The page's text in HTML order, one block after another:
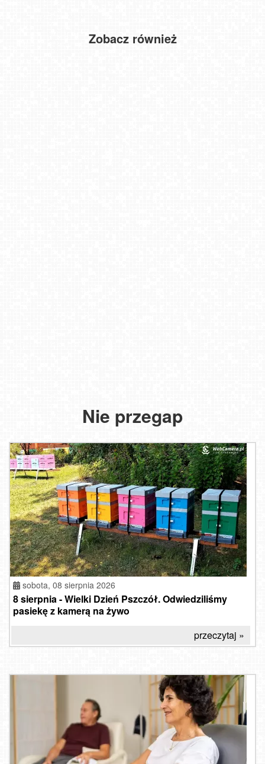
Zobacz również
Karpacz - panorama miasta
Nie przegap
sobota, 08 sierpnia 2026
8 sierpnia - Wielki Dzień Pszczół. Odwiedziliśmy
pasiekę z kamerą na żywo
przeczytaj »